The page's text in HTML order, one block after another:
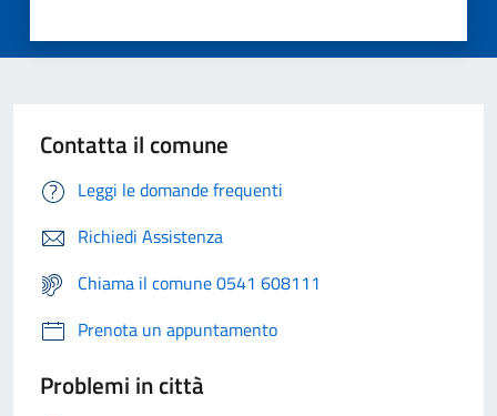
Contatta il comune
Leggi le domande frequenti
Richiedi Assistenza
Chiama il comune 0541 608111
Prenota un appuntamento
Problemi in città